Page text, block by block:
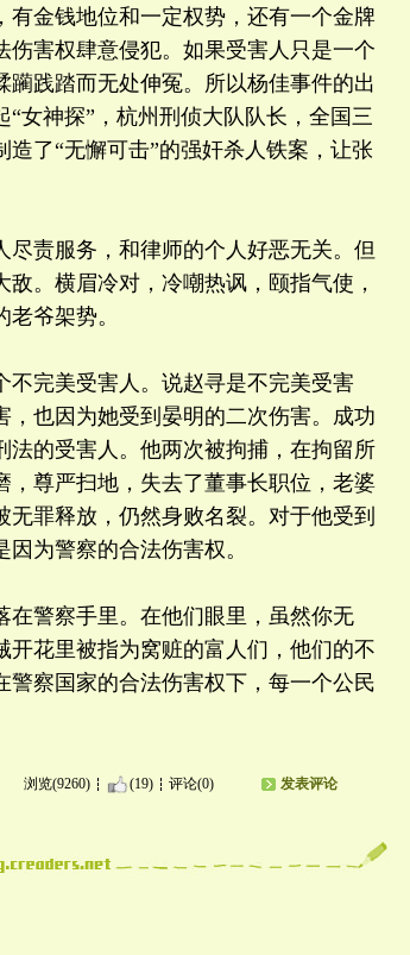
金钱地位和一定权势，还有一个金牌
害权肆意侵犯。如果受害人只是一个
践踏而无处伸冤。所以杨佳事件的出
女神探”，杭州刑侦大队队长，全国三
造了“无懈可击”的强奸杀人铁案，让张
责服务，和律师的个人好恶无关。但
。横眉冷对，冷嘲热讽，颐指气使，
爷架势。
不完美受害人。说赵寻是不完美受害
，也因为她受到晏明的二次伤害。成功
法的受害人。他两次被拘捕，在拘留所
，尊严扫地，失去了董事长职位，老婆
罪释放，仍然身败名裂。对于他受到
为警察的合法伤害权。
在警察手里。在他们眼里，虽然你无
花里被指为窝赃的富人们，他们的不
警察国家的合法伤害权下，每一个公民
浏览(9260) (19) 评论(0) 发表评论